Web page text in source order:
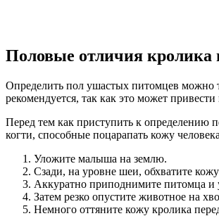
Половые отличия кролика
Определить пол ушастых питомцев можно
рекомендуется, так как это может
Перед тем как приступить к определению
когти, способные поцарапать кожу
Уложите малыша на землю.
Сзади, на уровне шеи, обхватите
Аккуратно приподнимите питомца и
Затем резко опустите животное на
Немного оттяните кожу кролика